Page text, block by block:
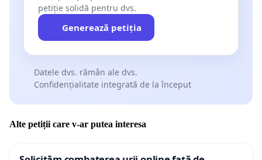
petiție solidă pentru dvs.
Generează petiția
Datele dvs. rămân ale dvs.
Confidențialitate integrată de la început
Alte petiții care v-ar putea interesa